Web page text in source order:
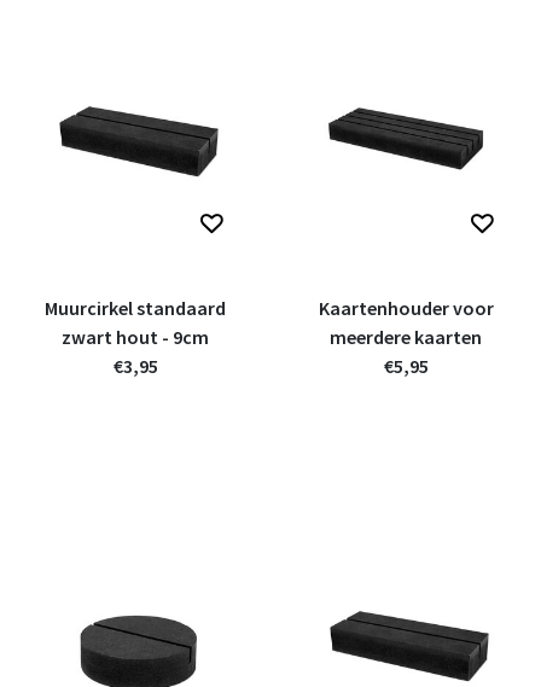
Muurcirkel standaard
zwart hout - 9cm
€3,95
Kaartenhouder voor
meerdere kaarten
€5,95